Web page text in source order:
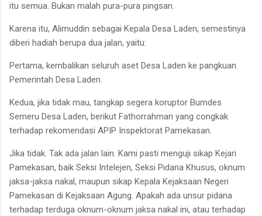
itu semua. Bukan malah pura-pura pingsan.
Karena itu, Alimuddin sebagai Kepala Desa Laden, semestinya
diberi hadiah berupa dua jalan, yaitu:
Pertama, kembalikan seluruh aset Desa Laden ke pangkuan
Pemerintah Desa Laden.
Kedua, jika tidak mau, tangkap segera koruptor Bumdes
Semeru Desa Laden, berikut Fathorrahman yang congkak
terhadap rekomendasi APIP Inspektorat Pamekasan.
Jika tidak. Tak ada jalan lain. Kami pasti menguji sikap Kejari
Pamekasan, baik Seksi Intelejen, Seksi Pidana Khusus, oknum
jaksa-jaksa nakal, maupun sikap Kepala Kejaksaan Negeri
Pamekasan di Kejaksaan Agung. Apakah ada unsur pidana
terhadap terduga oknum-oknum jaksa nakal ini, atau terhadap